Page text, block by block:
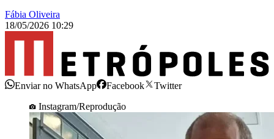
Fábia Oliveira
18/05/2026 10:29
Enviar no WhatsApp Facebook
Twitter
Instagram/Reprodução